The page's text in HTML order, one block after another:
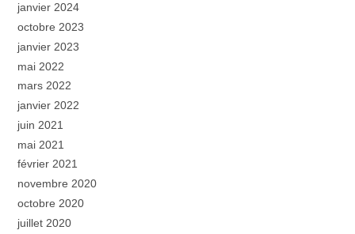
janvier 2024
octobre 2023
janvier 2023
mai 2022
mars 2022
janvier 2022
juin 2021
mai 2021
février 2021
novembre 2020
octobre 2020
juillet 2020